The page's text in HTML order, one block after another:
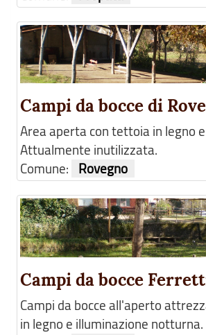
Campi da bocce di
Area aperta con tettoia in legno
Attualmente inutilizzata.
Comune:
Rovegno
Campi da bocce
Campi da bocce all'aperto
in legno e illuminazione notturna.